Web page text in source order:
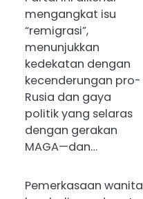
mengangkat isu
“remigrasi”,
menunjukkan
kedekatan dengan
kecenderungan pro-
Rusia dan gaya
politik yang selaras
dengan gerakan
MAGA—dan…
Pemerkasaan wanita